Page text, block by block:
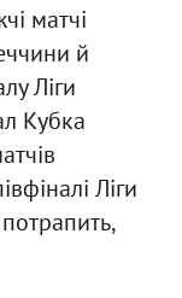
матчі
й
Ліги
Кубка
Ліги